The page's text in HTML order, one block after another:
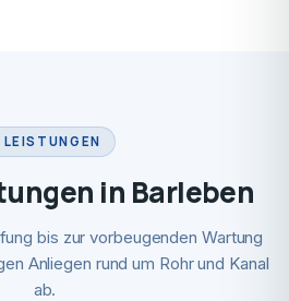
LEISTUNGEN
in Barleben
bis zur vorbeugenden Wartung
Anliegen rund um Rohr und Kanal
ab.